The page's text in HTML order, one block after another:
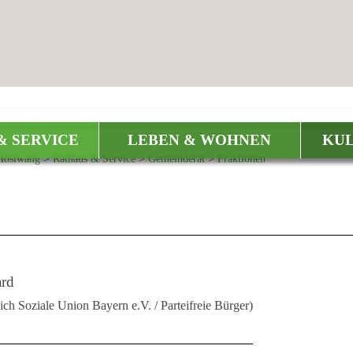
SERVICE LEBEN & WOHNEN
>Rathaus & Service>Gemeinderat>Fraktionen
Soziale Union Bayern e.V. / Parteifreie Bürger)